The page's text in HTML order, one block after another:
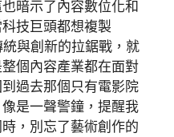
暗示了內容數位化和
技巨頭都想複製
與創新的拉鋸戰，就
個內容產業都在面對
過去那個只有電影院
是一聲警鐘，提醒我
，別忘了藝術創作的